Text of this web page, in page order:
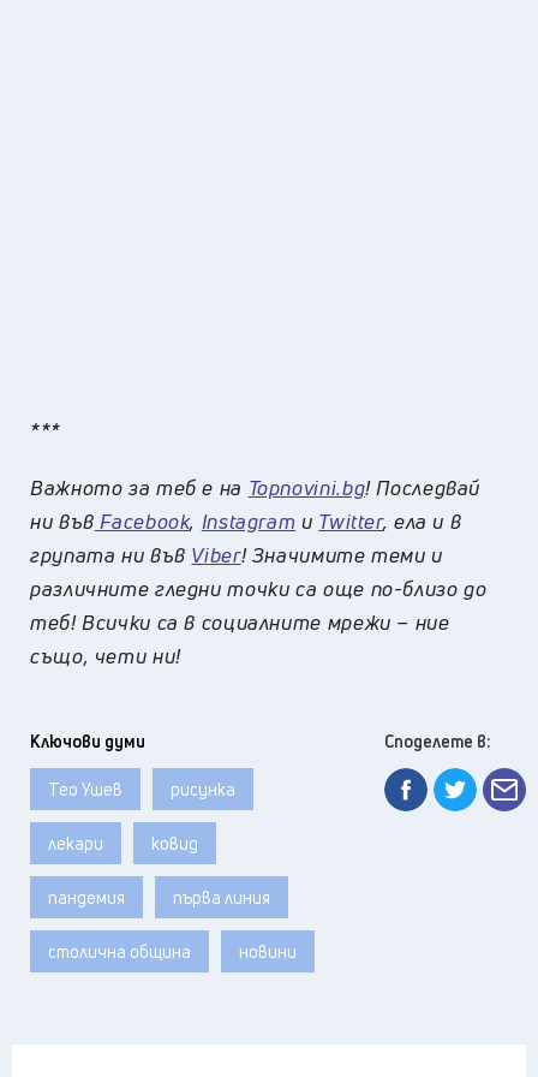
***
Важното за теб е на Topnovini.bg! Последвай
ни във Facebook, Instagram и Twitter, ела и в
групата ни във Viber! Значимите теми и
различните гледни точки са още по-близо до
теб! Всички са в социалните мрежи – ние
също, чети ни!
Ключови думи
Тео Ушев рисунка
лекари ковид
пандемия първа линия
столична община новини
Споделете в: